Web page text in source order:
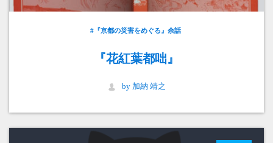
#『京都の災害をめぐる』余話
『花紅葉都咄』
by 加納 靖之